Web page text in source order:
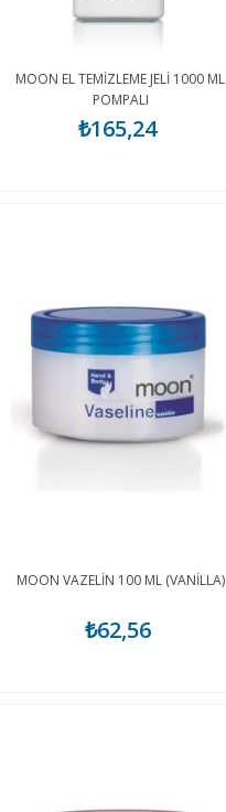
MOON EL TEMİZLEME JELİ 1000 ML
POMPALI
₺165,24
MOON VAZELİN 100 ML (VANİLLA)
₺62,56